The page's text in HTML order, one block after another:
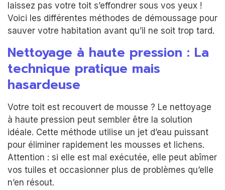
laissez pas votre toit s’effondrer sous vos yeux !
Voici les différentes méthodes de démoussage pour
sauver votre habitation avant qu’il ne soit trop tard.
Nettoyage à haute pression : La
technique pratique mais
hasardeuse
Votre toit est recouvert de mousse ? Le nettoyage
à haute pression peut sembler être la solution
idéale. Cette méthode utilise un jet d’eau puissant
pour éliminer rapidement les mousses et lichens.
Attention : si elle est mal exécutée, elle peut abîmer
vos tuiles et occasionner plus de problèmes qu’elle
n’en résout.